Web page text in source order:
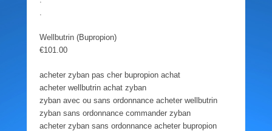
Wellbutrin (Bupropion)
€101.00
acheter zyban pas cher bupropion achat
acheter wellbutrin achat zyban
zyban avec ou sans ordonnance acheter wellbutrin
zyban sans ordonnance commander zyban
acheter zyban sans ordonnance acheter bupropion